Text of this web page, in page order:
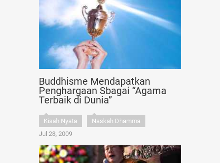
Buddhisme Mendapatkan
Penghargaan Sbagai “Agama
Terbaik di Dunia”
Kisah Nyata
Naskah Dhamma
Jul 28, 2009